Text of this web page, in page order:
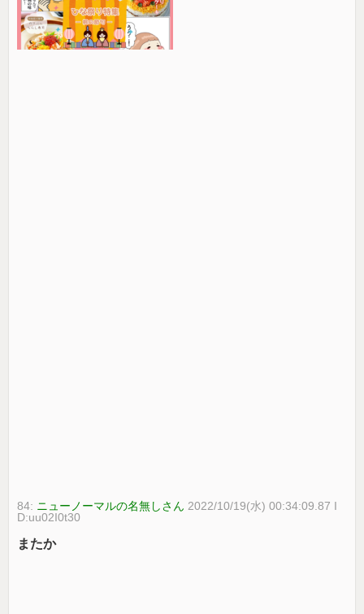
84: ニューノーマルの名無しさん 2022/10/19(水) 00:34:09.87 I
D:uu02I0t30
またか